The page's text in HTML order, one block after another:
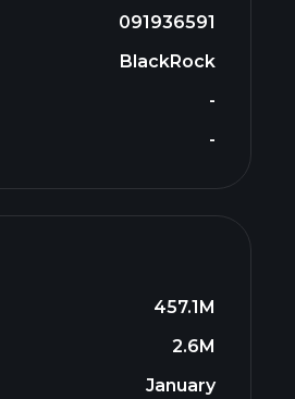
091936591
BlackRock
-
-
457.1M
2.6M
January